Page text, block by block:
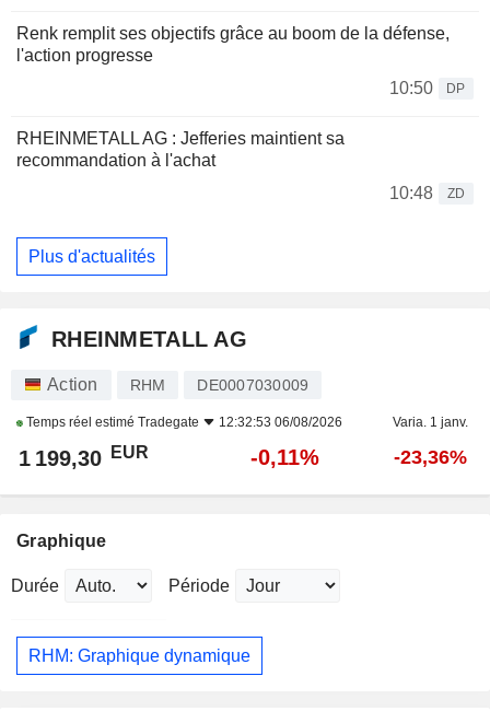
Renk remplit ses objectifs grâce au boom de la défense,
l'action progresse
10:50
DP
RHEINMETALL AG : Jefferies maintient sa
recommandation à l'achat
10:48
ZD
Plus d'actualités
RHEINMETALL AG
Action RHM DE0007030009
Temps réel estimé Tradegate 12:32:53 06/08/2026 Varia. 1 janv.
1 199,30 EUR -0,11% -23,36%
Graphique
Durée Période
RHM: Graphique dynamique